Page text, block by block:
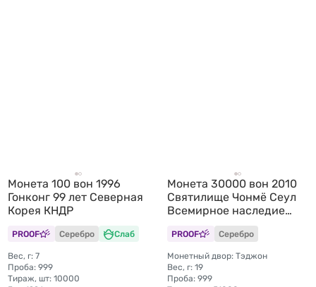
Монета 100 вон 1996
Гонконг 99 лет Северная
Корея КНДР
PROOF Серебро Слаб
Вес, г: 7
Проба: 999
Тираж, шт: 10000
Монета 30000 вон 2010
Святилище Чонмё Сеул
Всемирное наследие
ЮНЕСКО Южная Корея
PROOF Серебро
Монетный двор: Тэджон
Вес, г: 19
Проба: 999